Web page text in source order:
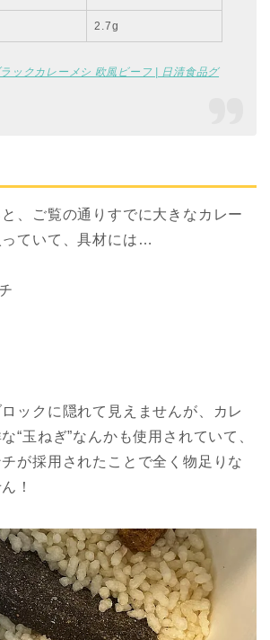
2.7g
ックカレーメシ 欧風ビーフ | 日清食品グ
、ご覧の通りすでに大きなカレー
ていて、具材には…
ックに隠れて見えませんが、カレ
“玉ねぎ”なんかも使用されていて、
が採用されたことで全く物足りな
！